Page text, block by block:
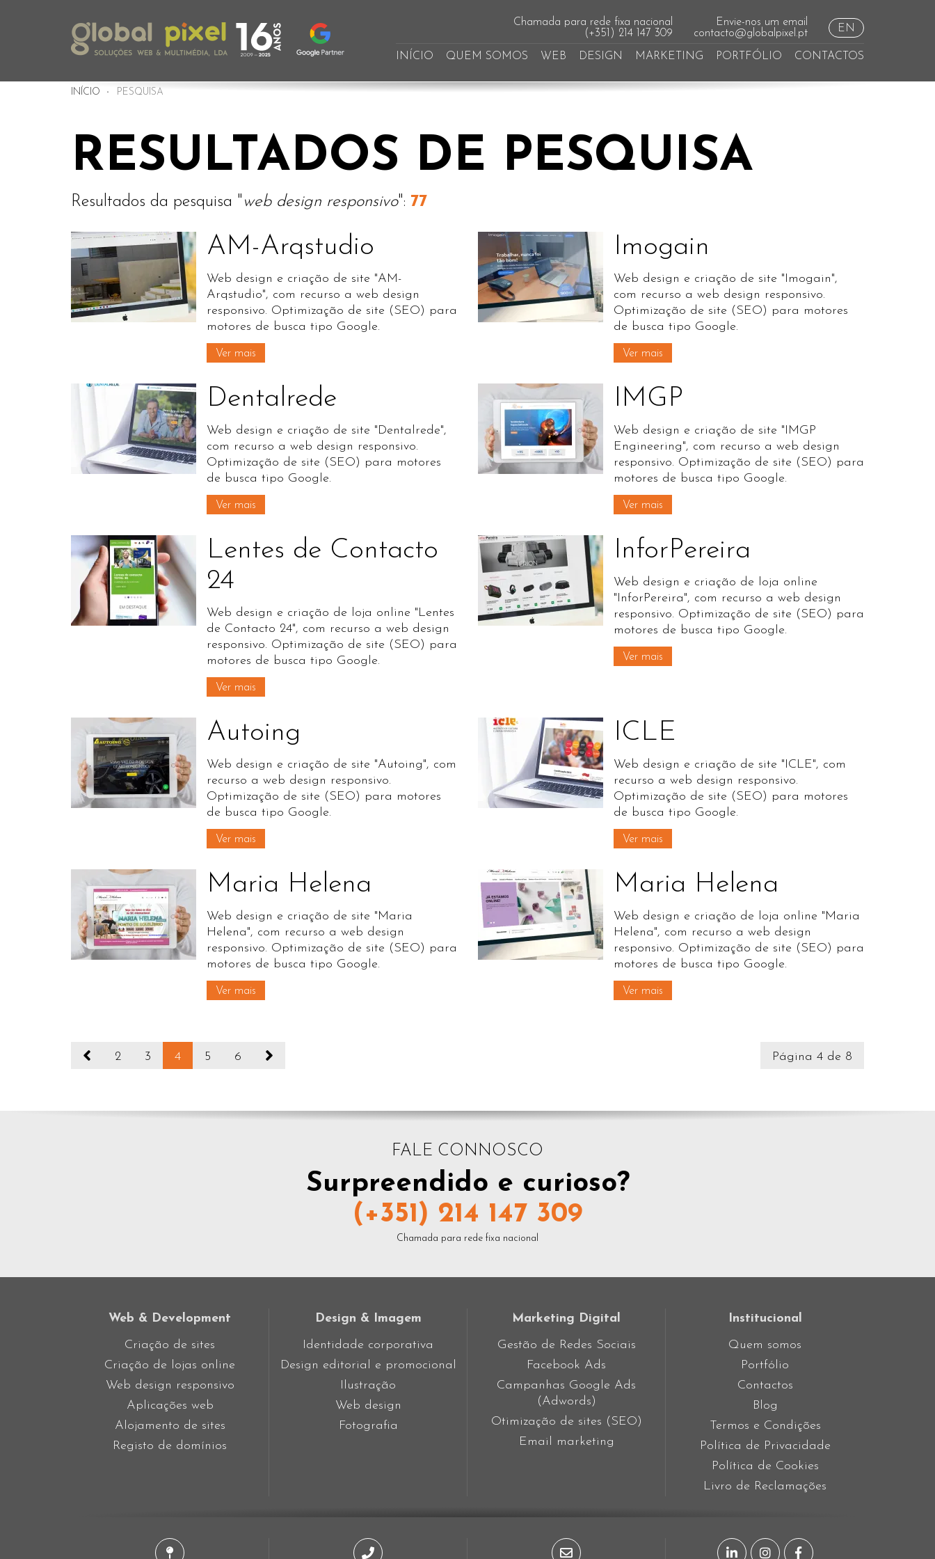
Chamada para rede fixa nacional
(+351) 214 147 309
Envie-nos um email
contacto@globalpixel.pt
EN
INÍCIO QUEM SOMOS WEB DESIGN MARKETING PORTFÓLIO CONTACTOS
INÍCIO PESQUISA
RESULTADOS DE PESQUISA
Resultados da pesquisa " web design responsivo": 77
AM-Arqstudio
Web design e criação de site "AM-
Arqstudio", com recurso a web design
responsivo. Optimização de site (SEO) para
motores de busca tipo Google.
Ver mais
Imogain
Web design e criação de site "Imogain",
com recurso a web design responsivo.
Optimização de site (SEO) para motores
de busca tipo Google.
Ver mais
Dentalrede
Web design e criação de site "Dentalrede",
com recurso a web design responsivo.
Optimização de site (SEO) para motores
de busca tipo Google.
Ver mais
IMGP
Web design e criação de site "IMGP
Engineering", com recurso a web design
responsivo. Optimização de site (SEO) para
motores de busca tipo Google.
Ver mais
Lentes de Contacto
24
Web design e criação de loja online "Lentes
de Contacto 24", com recurso a web design
responsivo. Optimização de site (SEO) para
motores de busca tipo Google.
Ver mais
InforPereira
Web design e criação de loja online
"InforPereira", com recurso a web design
responsivo. Optimização de site (SEO) para
motores de busca tipo Google.
Ver mais
Autoing
Web design e criação de site "Autoing", com
recurso a web design responsivo.
Optimização de site (SEO) para motores
de busca tipo Google.
Ver mais
ICLE
Web design e criação de site "ICLE", com
recurso a web design responsivo.
Optimização de site (SEO) para motores
de busca tipo Google.
Ver mais
Maria Helena
Web design e criação de site "Maria
Helena", com recurso a web design
responsivo. Optimização de site (SEO) para
motores de busca tipo Google.
Ver mais
Maria Helena
Web design e criação de loja online "Maria
Helena", com recurso a web design
responsivo. Optimização de site (SEO) para
motores de busca tipo Google.
Ver mais
2 3 4 5 6 Página 4 de 8
FALE CONNOSCO
Surpreendido e curioso?
(+351) 214 147 309
Chamada para rede fixa nacional
Web & Development
Criação de sites
Criação de lojas online
Web design responsivo
Aplicações web
Alojamento de sites
Registo de domínios
Design & Imagem
Identidade corporativa
Design editorial e promocional
Ilustração
Web design
Fotografia
Marketing Digital
Gestão de Redes Sociais
Facebook Ads
Campanhas Google Ads
(Adwords)
Otimização de sites (SEO)
Email marketing
Institucional
Quem somos
Portfólio
Contactos
Blog
Termos e Condições
Política de Privacidade
Política de Cookies
Livro de Reclamações
Página LinkedIn
Página Instagram
Página Facebook